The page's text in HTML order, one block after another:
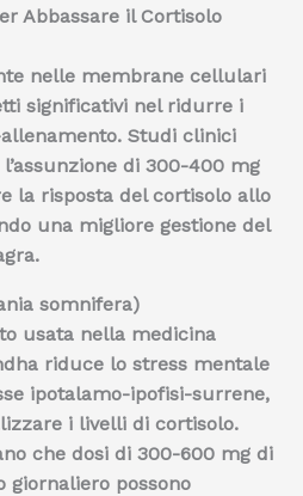
Abbassare il Cortisolo
nelle membrane cellulari
significativi nel ridurre i
. Studi clinici
di 300-400 mg
la risposta del cortisolo allo
una migliore gestione del
somnifera)
usata nella medicina
riduce lo stress mentale
ipotalamo-ipofisi-surrene,
i livelli di cortisolo.
che dosi di 300-600 mg di
giornaliero possono